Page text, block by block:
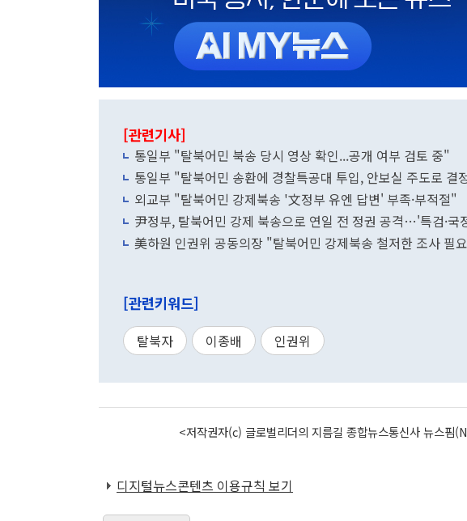
[관련기사]
통일부 "탈북어민 북송 당시 영상 확인...공개 여부 검토 중"
통일부 "탈북어민 송환에 경찰특공대 투입, 안보실 주도로 결
외교부 "탈북어민 강제북송 '文정부 유엔 답변' 부족·부적절"
尹정부, 탈북어민 강제 북송으로 연일 전 정권 공격…'특검·국
美하원 인권위 공동의장 "탈북어민 강제북송 철저한 조사 필
[관련키워드]
탈북자 이종배 인권위
<저작권자(c) 글로벌리더의 지름길 종합뉴스통신사 뉴스
디지털뉴스콘텐츠 이용규칙 보기